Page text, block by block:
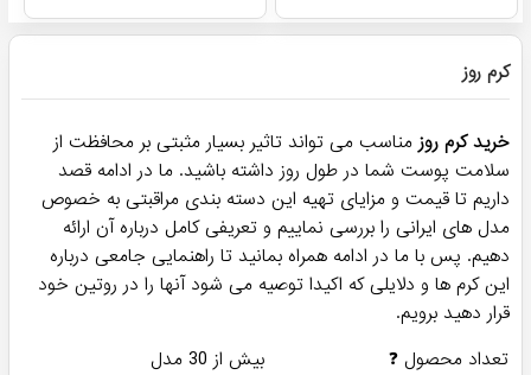
کرم روز
خرید کرم روز مناسب می تواند تاثیر بسیار مثبتی بر محافظت از
سلامت پوست شما در طول روز داشته باشید. ما در ادامه قصد
داریم تا قیمت و مزایای تهیه این دسته بندی مراقبتی به خصوص
مدل های ایرانی را بررسی نماییم و تعریفی کامل درباره آن ارائه
دهیم. پس با ما در ادامه همراه بمانید تا راهنمایی جامعی درباره
این کرم ها و دلایلی که اکیدا توصیه می شود آنها را در روتین خود
قرار دهید برویم.
تعداد محصول ❓
بیش از 30 مدل